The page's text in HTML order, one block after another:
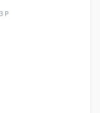
P